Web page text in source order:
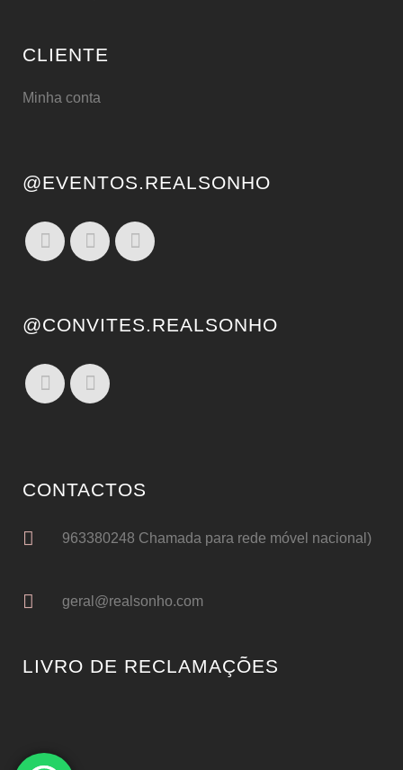
CLIENTE
Minha conta
@EVENTOS.REALSONHO
@CONVITES.REALSONHO
CONTACTOS
963380248 Chamada para rede móvel nacional)
geral@realsonho.com
LIVRO DE RECLAMAÇÕES